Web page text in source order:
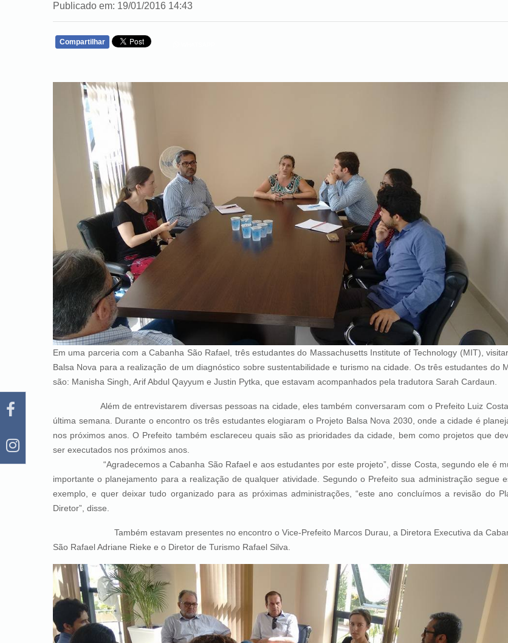
Publicado em: 19/01/2016 14:43
Compartilhar
Em uma parceria com a Cabanha São Rafael, três estudantes do Massachusetts Institute of Technology (MIT),
Balsa Nova para a realização de um diagnóstico sobre sustentabilidade e turismo na cidade. Os três estudantes do
são: Manisha Singh, Arif Abdul Qayyum e Justin Pytka, que estavam acompanhados pela tradutora Sarah Cardaun.
Além de entrevistarem diversas pessoas na cidade, eles também conversaram com o Prefeito Luiz
última semana. Durante o encontro os três estudantes elogiaram o Projeto Balsa Nova 2030, onde a cidade é
nos próximos anos. O Prefeito também esclareceu quais são as prioridades da cidade, bem como projetos que
ser executados nos próximos anos.
“Agradecemos a Cabanha São Rafael e aos estudantes por este projeto”, disse Costa, segundo ele é
importante o planejamento para a realização de qualquer atividade. Segundo o Prefeito sua administração segue
exemplo, e quer deixar tudo organizado para as próximas administrações, “este ano concluímos a revisão do
Diretor”, disse.
Também estavam presentes no encontro o Vice-Prefeito Marcos Durau, a Diretora Executiva da
São Rafael Adriane Rieke e o Diretor de Turismo Rafael Silva.